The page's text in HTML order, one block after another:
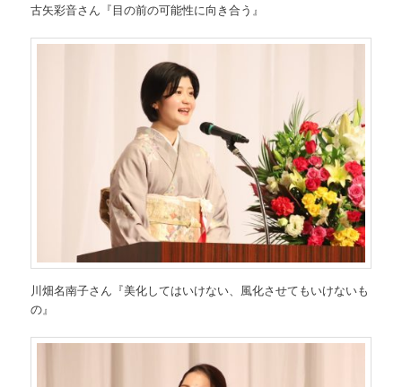
古矢彩音さん『目の前の可能性に向き合う』
川畑名南子さん『美化してはいけない、風化させてもいけないも
の』